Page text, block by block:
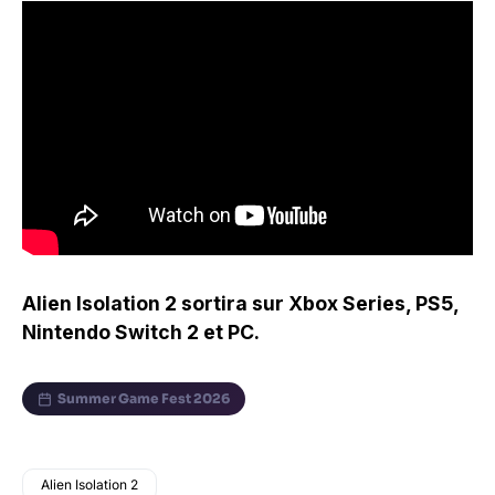
Alien Isolation 2 sortira sur Xbox Series, PS5,
Nintendo Switch 2 et PC.
Summer Game Fest 2026
Alien Isolation 2